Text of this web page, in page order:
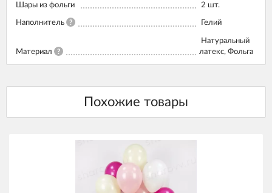
Шары из фольги 2 шт.
Наполнитель ? Гелий
Материал ?
Натуральный
латекс, Фольга